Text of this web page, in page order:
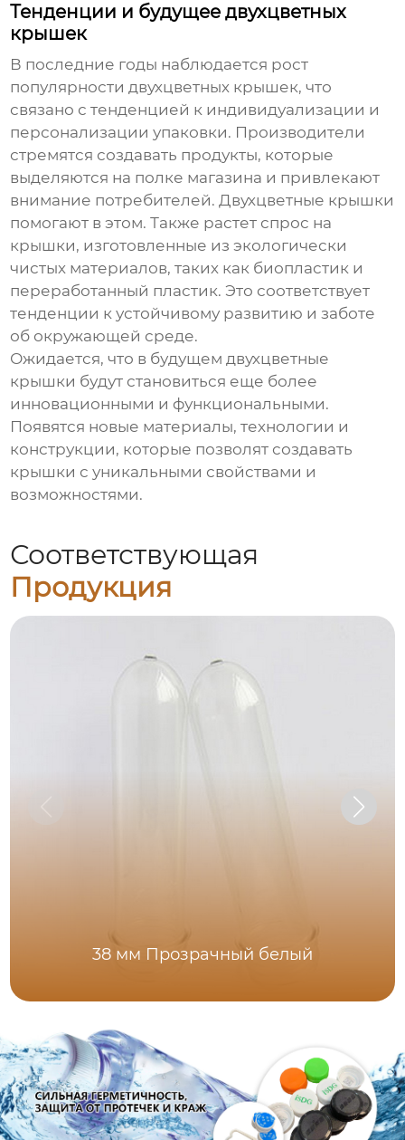
Тенденции и будущее двухцветных
крышек
В последние годы наблюдается рост
популярности двухцветных крышек, что
связано с тенденцией к индивидуализации и
персонализации упаковки. Производители
стремятся создавать продукты, которые
выделяются на полке магазина и привлекают
внимание потребителей. Двухцветные крышки
помогают в этом. Также растет спрос на
крышки, изготовленные из экологически
чистых материалов, таких как биопластик и
переработанный пластик. Это соответствует
тенденции к устойчивому развитию и заботе
об окружающей среде.
Ожидается, что в будущем двухцветные
крышки будут становиться еще более
инновационными и функциональными.
Появятся новые материалы, технологии и
конструкции, которые позволят создавать
крышки с уникальными свойствами и
возможностями.
Соответствующая
Продукция
38 мм Прозрачный белый